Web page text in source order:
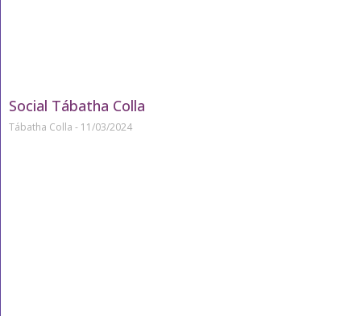
Social Tábatha Colla
Tábatha Colla 11/03/2024